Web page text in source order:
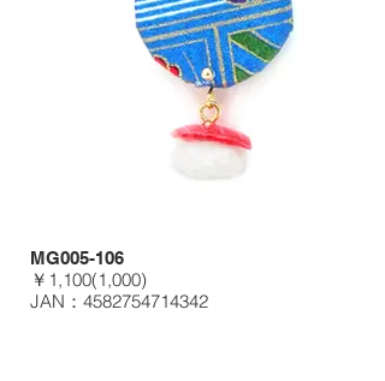
MG005-106
￥1,100(1,000)
JAN：4582754714342